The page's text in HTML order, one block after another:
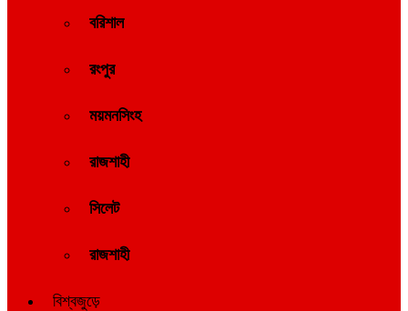
বরিশাল
রংপুর
ময়মনসিংহ
রাজশাহী
সিলেট
রাজশাহী
বিশ্বজুড়ে